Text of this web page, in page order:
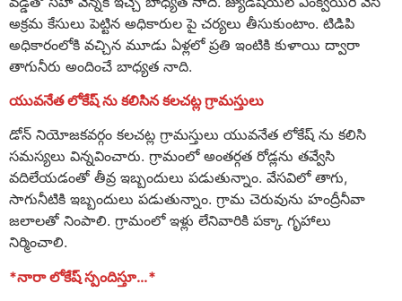
అక్రమ కేసులు పెట్టిన అధికారుల పై చర్యలు తీసుకుంటాం. టిడిపి
అధికారంలోకి వచ్చిన మూడు ఏళ్లలో ప్రతి ఇంటికి కుళాయి ద్వారా
తాగునీరు అందించే బాధ్యత నాది.
యువనేత లోకేష్ ను కలిసిన కలచట్ల గ్రామస్తులు
డోన్ నియోజకవర్గం కలచట్ల గ్రామస్తులు యువనేత లోకేష్ ను కలిసి
సమస్యలు విన్నవించారు. గ్రామంలో అంతర్గత రోడ్లను తవ్వేసి
వదిలేయడంతో తీవ్ర ఇబ్బందులు పడుతున్నాం. వేసవిలో తాగు,
సాగునీటికి ఇబ్బందులు పడుతున్నాం. గ్రామ చెరువును హంద్రీనీవా
జలాలతో నింపాలి. గ్రామంలో ఇళ్లు లేనివారికి పక్కా గృహాలు
నిర్మించాలి.
*నారా లోకేష్ స్పందిస్తూ…*